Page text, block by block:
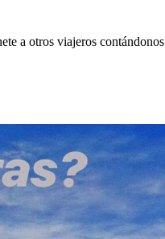
a otros viajeros contándonos